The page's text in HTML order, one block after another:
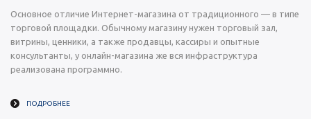
Основное отличие Интернет-магазина от традиционного — в типе
торговой площадки. Обычному магазину нужен торговый зал,
витрины, ценники, а также продавцы, кассиры и опытные
консультанты, у онлайн-магазина же вся инфраструктура
реализована программно.
ПОДРОБНЕЕ